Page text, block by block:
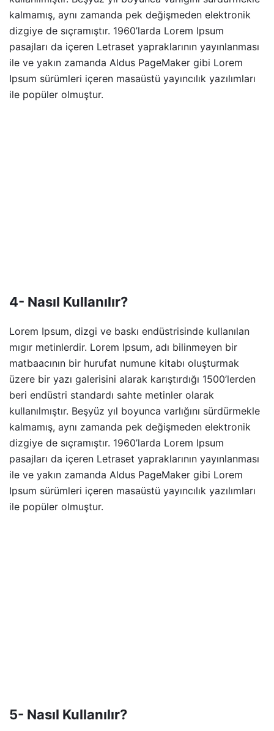
kalmamış, aynı zamanda pek değişmeden elektronik
dizgiye de sıçramıştır. 1960’larda Lorem Ipsum
pasajları da içeren Letraset yapraklarının yayınlanması
ile ve yakın zamanda Aldus PageMaker gibi Lorem
Ipsum sürümleri içeren masaüstü yayıncılık yazılımları
ile popüler olmuştur.
4- Nasıl Kullanılır?
Lorem Ipsum, dizgi ve baskı endüstrisinde kullanılan
mıgır metinlerdir. Lorem Ipsum, adı bilinmeyen bir
matbaacının bir hurufat numune kitabı oluşturmak
üzere bir yazı galerisini alarak karıştırdığı 1500’lerden
beri endüstri standardı sahte metinler olarak
kullanılmıştır. Beşyüz yıl boyunca varlığını sürdürmekle
kalmamış, aynı zamanda pek değişmeden elektronik
dizgiye de sıçramıştır. 1960’larda Lorem Ipsum
pasajları da içeren Letraset yapraklarının yayınlanması
ile ve yakın zamanda Aldus PageMaker gibi Lorem
Ipsum sürümleri içeren masaüstü yayıncılık yazılımları
ile popüler olmuştur.
5- Nasıl Kullanılır?